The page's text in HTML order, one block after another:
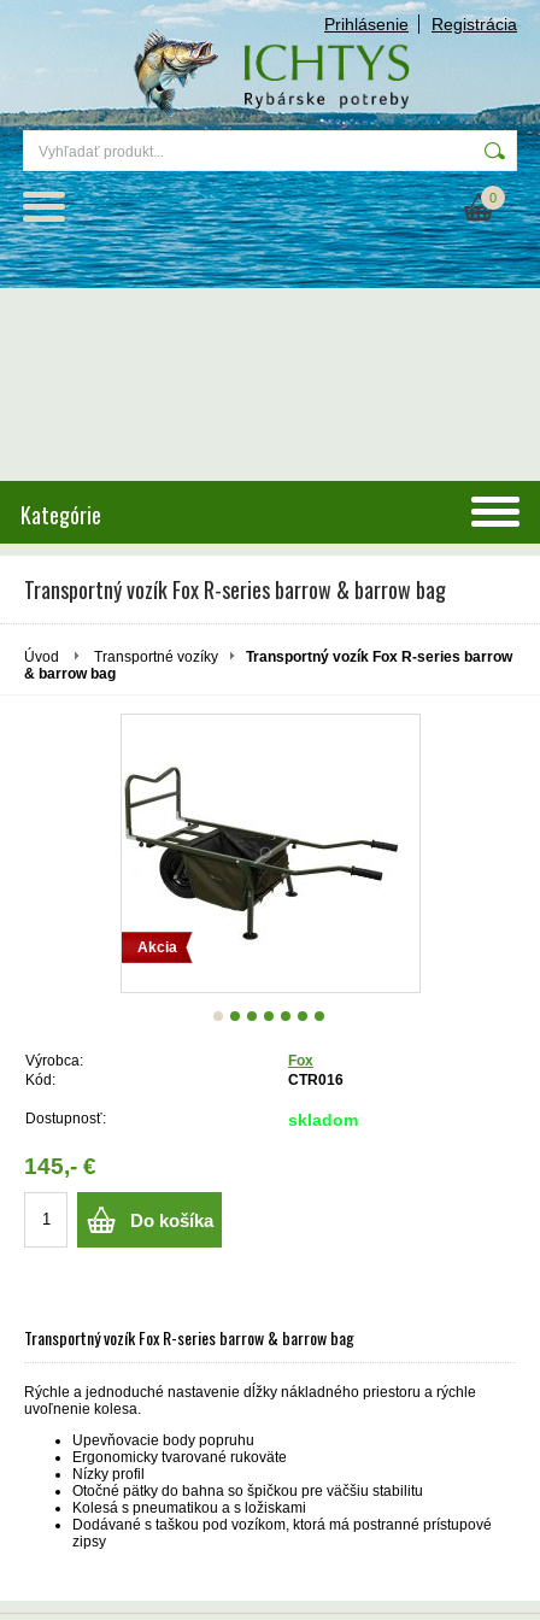
Prihlásenie Registrácia
0
Kategórie
Transportný vozík Fox R-series barrow & barrow bag
Úvod Transportné vozíky
Transportný vozík Fox R-series barrow
& barrow bag
Akcia
Výrobca:
Fox
Kód:
CTR016
Dostupnosť: skladom
145,- €
Do košíka
Transportný vozík Fox R-series barrow & barrow bag
Rýchle a jednoduché nastavenie dĺžky nákladného priestoru a rýchle
uvoľnenie kolesa.
Upevňovacie body popruhu
Ergonomicky tvarované rukoväte
Nízky profil
Otočné pätky do bahna so špičkou pre väčšiu stabilitu
Kolesá s pneumatikou a s ložiskami
Dodávané s taškou pod vozíkom, ktorá má postranné prístupové
zipsy